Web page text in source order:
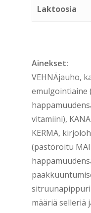
Laktoosia
Ainekset:
VEHNÄjauho,
emulgointiaine
vitamiini),
KERMA,
(pastöroitu
sitruunapippuri
määriä selleriä